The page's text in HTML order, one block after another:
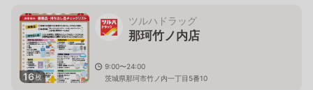
16枚
ツルハドラッグ
那珂竹ノ内店
9:00〜24:00
茨城県那珂市竹ノ内一丁目5番10